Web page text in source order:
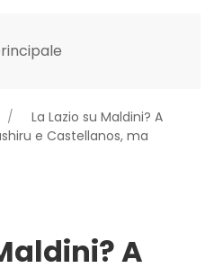
La Lazio su Maldini? A
e Castellanos, ma
A